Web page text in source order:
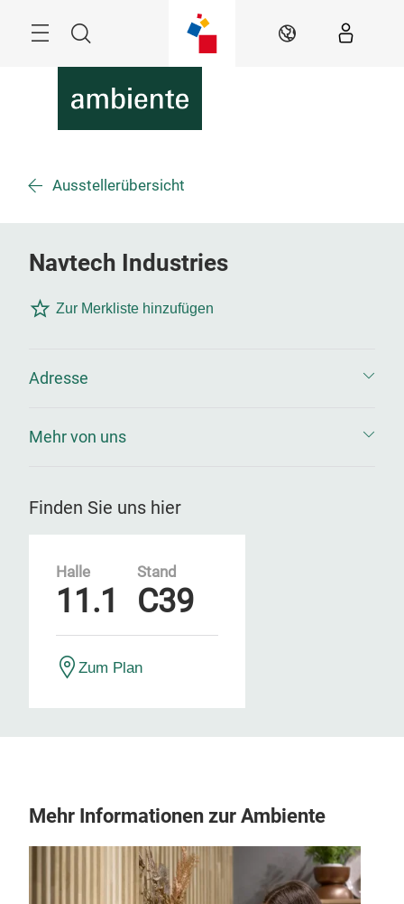
Suche DE
Ausstellerübersicht
Navtech Industries
Zur Merkliste hinzufügen
Adresse
Mehr von uns
Finden Sie uns hier
Halle
11.1
Stand
C39
Zum Plan
Mehr Informationen zur Ambiente